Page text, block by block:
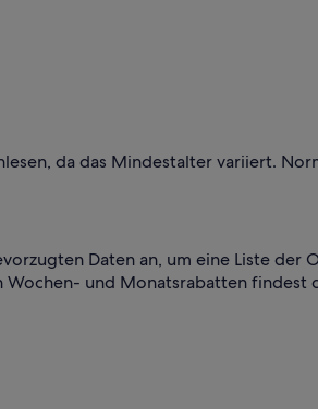
da das Mindestalter variiert.
Daten an, um eine Liste der
Wochen- und Monatsrabatten findest